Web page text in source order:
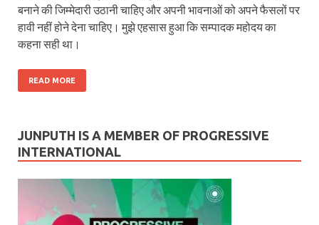
बनाने की जिम्मेदारी उठानी चाहिए और अपनी भावनाओं को अपने फैसलों पर
हावी नहीं होने देना चाहिए। मुझे एहसास हुआ कि सम्पादक महोदय का
कहना सही था।
READ MORE
JUNPUTH IS A MEMBER OF PROGRESSIVE
INTERNATIONAL